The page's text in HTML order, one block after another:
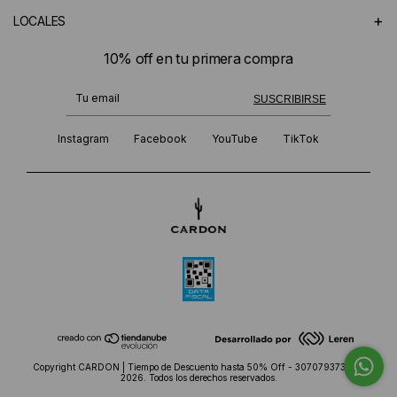
LOCALES +
10% off en tu primera compra
SUSCRIBIRSE
¡Te suscribiste exitosamente!
Instagram Facebook YouTube TikTok
Copyright CARDON | Tiempo de Descuento hasta 50% Off - 30707937382 -
2026. Todos los derechos reservados.